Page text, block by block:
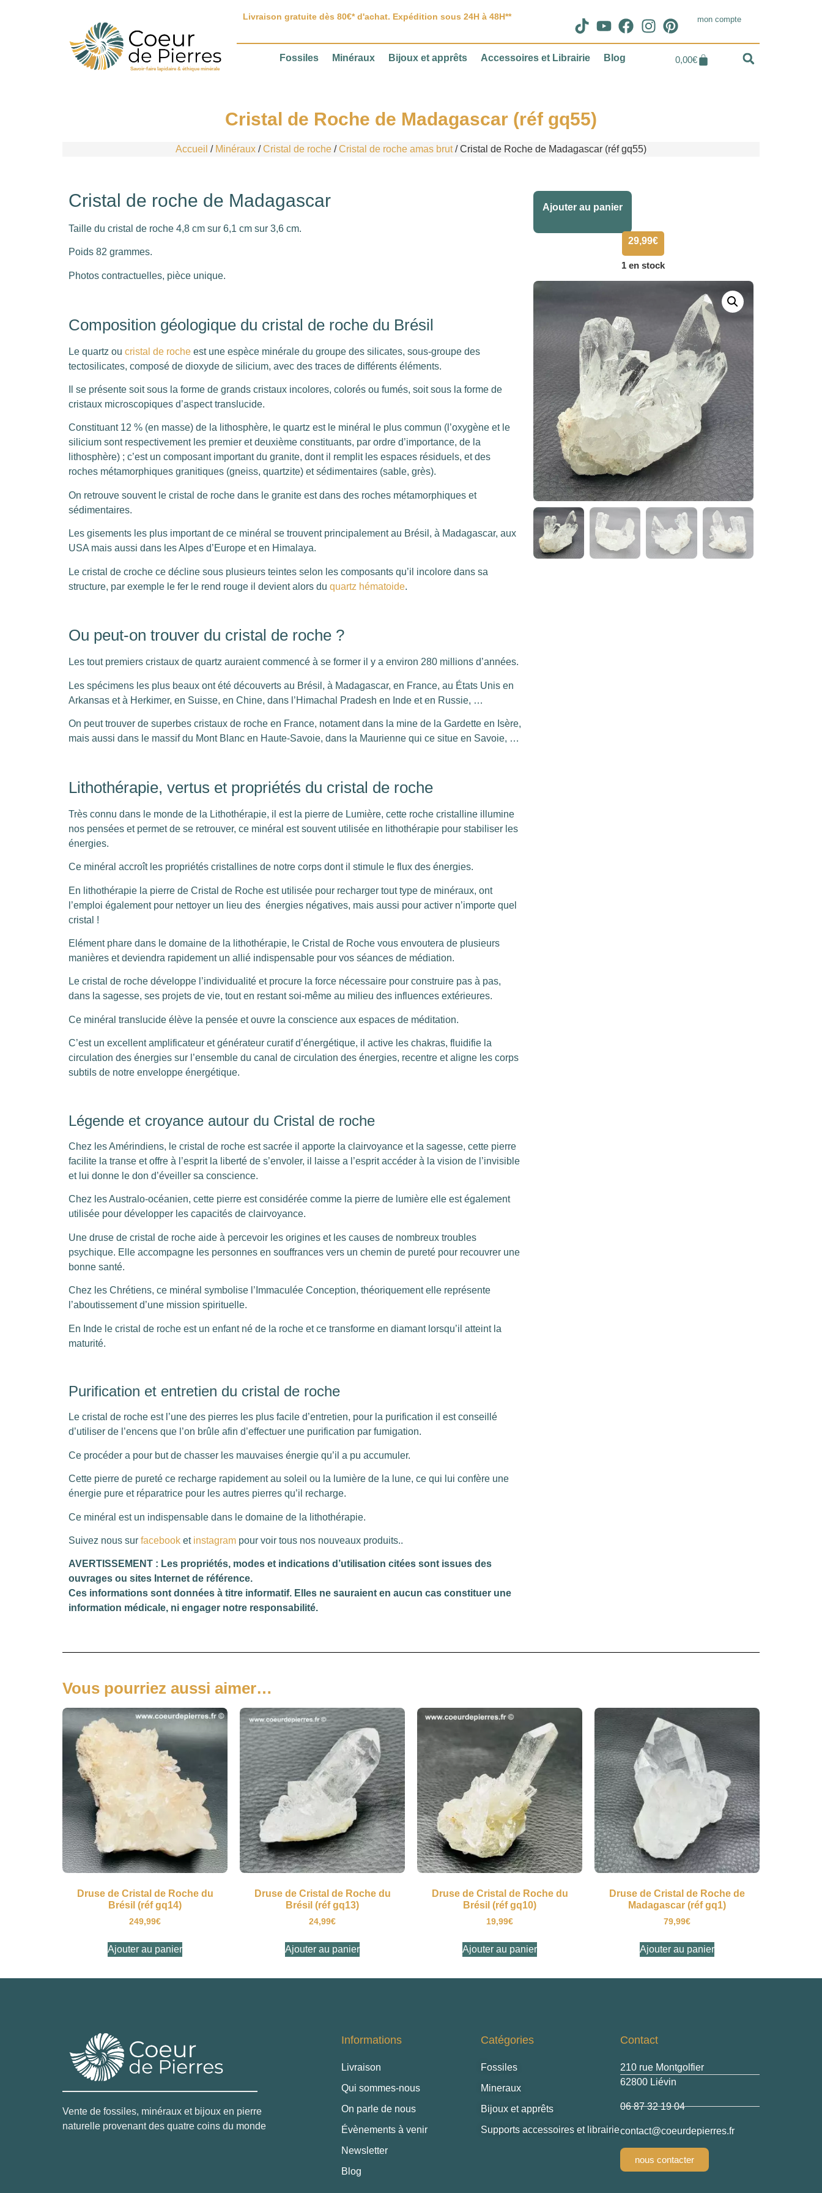
Savoir-faire lapidaire & éthique minérale
Livraison gratuite dès 80€* d'achat. Expédition sous 24H à 48H** mon compte
Fossiles Minéraux Bijoux et apprêts Accessoires et Librairie Blog 0,00€
Cristal de Roche de Madagascar (réf gq55)
Accueil / Minéraux /Cristal de roche /Cristal de roche amas brut/ Cristal de Roche de Madagascar (réf gq55)
Cristal de roche de Madagascar
Taille du cristal de roche 4,8 cm sur 6,1 cm sur 3,6 cm.
Poids 82 grammes.
Photos contractuelles, pièce unique.
Composition géologique du cristal de roche du Brésil
Le quartz ou cristal de roche est une espèce minérale du groupe des silicates, sous-groupe des
tectosilicates, composé de dioxyde de silicium, avec des traces de différents éléments.
Il se présente soit sous la forme de grands cristaux incolores, colorés ou fumés, soit sous la forme de
cristaux microscopiques d’aspect translucide.
Constituant 12 % (en masse) de la lithosphère, le quartz est le minéral le plus commun (l’oxygène et le
silicium sont respectivement les premier et deuxième constituants, par ordre d’importance, de la
lithosphère) ; c’est un composant important du granite, dont il remplit les espaces résiduels, et des
roches métamorphiques granitiques (gneiss, quartzite) et sédimentaires (sable, grès).
On retrouve souvent le cristal de roche dans le granite est dans des roches métamorphiques et
sédimentaires.
Les gisements les plus important de ce minéral se trouvent principalement au Brésil, à Madagascar, aux
USA mais aussi dans les Alpes d’Europe et en Himalaya.
Le cristal de croche ce décline sous plusieurs teintes selon les composants qu’il incolore dans sa
structure, par exemple le fer le rend rouge il devient alors du quartz hématoide.
Ou peut-on trouver du cristal de roche ?
Les tout premiers cristaux de quartz auraient commencé à se former il y a environ 280 millions d’années.
Les spécimens les plus beaux ont été découverts au Brésil, à Madagascar, en France, au États Unis en
Arkansas et à Herkimer, en Suisse, en Chine, dans l’Himachal Pradesh en Inde et en Russie, …
On peut trouver de superbes cristaux de roche en France, notament dans la mine de la Gardette en Isère,
mais aussi dans le massif du Mont Blanc en Haute-Savoie, dans la Maurienne qui ce situe en Savoie, …
Lithothérapie, vertus et propriétés du cristal de roche
Très connu dans le monde de la Lithothérapie, il est la pierre de Lumière, cette roche cristalline illumine
nos pensées et permet de se retrouver, ce minéral est souvent utilisée en lithothérapie pour stabiliser les
énergies.
Ce minéral accroît les propriétés cristallines de notre corps dont il stimule le flux des énergies.
En lithothérapie la pierre de Cristal de Roche est utilisée pour recharger tout type de minéraux, ont
l’emploi également pour nettoyer un lieu des énergies négatives, mais aussi pour activer n’importe quel
cristal !
Elément phare dans le domaine de la lithothérapie, le Cristal de Roche vous envoutera de plusieurs
manières et deviendra rapidement un allié indispensable pour vos séances de médiation.
Le cristal de roche développe l’individualité et procure la force nécessaire pour construire pas à pas,
dans la sagesse, ses projets de vie, tout en restant soi-même au milieu des influences extérieures.
Ce minéral translucide élève la pensée et ouvre la conscience aux espaces de méditation.
C’est un excellent amplificateur et générateur curatif d’énergétique, il active les chakras, fluidifie la
circulation des énergies sur l’ensemble du canal de circulation des énergies, recentre et aligne les corps
subtils de notre enveloppe énergétique.
Légende et croyance autour du Cristal de roche
Chez les Amérindiens, le cristal de roche est sacrée il apporte la clairvoyance et la sagesse, cette pierre
facilite la transe et offre à l’esprit la liberté de s’envoler, il laisse a l’esprit accéder à la vision de l’invisible
et lui donne le don d’éveiller sa conscience.
Chez les Australo-océanien, cette pierre est considérée comme la pierre de lumière elle est également
utilisée pour développer les capacités de clairvoyance.
Une druse de cristal de roche aide à percevoir les origines et les causes de nombreux troubles
psychique. Elle accompagne les personnes en souffrances vers un chemin de pureté pour recouvrer une
bonne santé.
Chez les Chrétiens, ce minéral symbolise l’Immaculée Conception, théoriquement elle représente
l’aboutissement d’une mission spirituelle.
En Inde le cristal de roche est un enfant né de la roche et ce transforme en diamant lorsqu’il atteint la
maturité.
Purification et entretien du cristal de roche
Le cristal de roche est l’une des pierres les plus facile d’entretien, pour la purification il est conseillé
d’utiliser de l’encens que l’on brûle afin d’effectuer une purification par fumigation.
Ce procéder a pour but de chasser les mauvaises énergie qu’il a pu accumuler.
Cette pierre de pureté ce recharge rapidement au soleil ou la lumière de la lune, ce qui lui confère une
énergie pure et réparatrice pour les autres pierres qu’il recharge.
Ce minéral est un indispensable dans le domaine de la lithothérapie.
Suivez nous sur facebook et instagram pour voir tous nos nouveaux produits..
AVERTISSEMENT : Les propriétés, modes et indications d’utilisation citées sont issues des
ouvrages ou sites Internet de référence.
Ces informations sont données à titre informatif. Elles ne sauraient en aucun cas constituer une
information médicale, ni engager notre responsabilité.
29,99€
1 en stock
Ajouter au panier
Alternative:
Vous pourriez aussi aimer…
Druse de Cristal de Roche du
Brésil (réf gq14)
249,99€
Ajouter au panier
Druse de Cristal de Roche du
Brésil (réf gq13)
24,99€
Ajouter au panier
Druse de Cristal de Roche du
Brésil (réf gq10)
19,99€
Ajouter au panier
Druse de Cristal de Roche de
Madagascar (réf gq1)
79,99€
Ajouter au panier
Vente de fossiles, minéraux et bijoux en pierre
naturelle provenant des quatre coins du monde
Informations
Livraison
Qui sommes-nous
On parle de nous
Évènements à venir
Newsletter
Blog
Catégories
Fossiles
Mineraux
Bijoux et apprêts
Supports accessoires et librairie
Contact
210 rue Montgolfier
62800 Liévin
06 87 32 19 04
rf.serreipedrueoc
@tcatnoc
nous contacter